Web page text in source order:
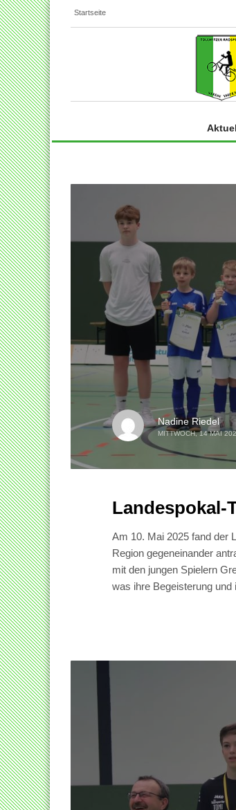
Startseite
Nadine Riedel
MITTWOCH, 14 MAI
Landespokal-
Am 10. Mai 2025 fand der
Region gegeneinander
mit den jungen Spielern
was ihre Begeisterung